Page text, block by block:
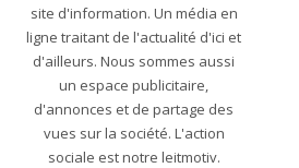
site d'information. Un média en
ligne traitant de l'actualité d'ici et
d'ailleurs. Nous sommes aussi
un espace publicitaire,
d'annonces et de partage des
vues sur la société. L'action
sociale est notre leitmotiv.